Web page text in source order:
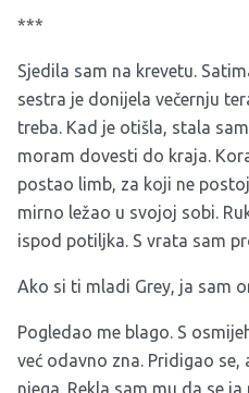
***
Sjedila sam na krevetu.
sestra je donijela večernju
treba. Kad je otišla, stala
moram dovesti do kraja.
postao limb, za koji ne
mirno ležao u svojoj sobi.
ispod potiljka. S vrata sam
Ako si ti mladi Grey, ja sam
Pogledao me blago. S
već odavno zna. Pridigao se,
njega. Rekla sam mu da se